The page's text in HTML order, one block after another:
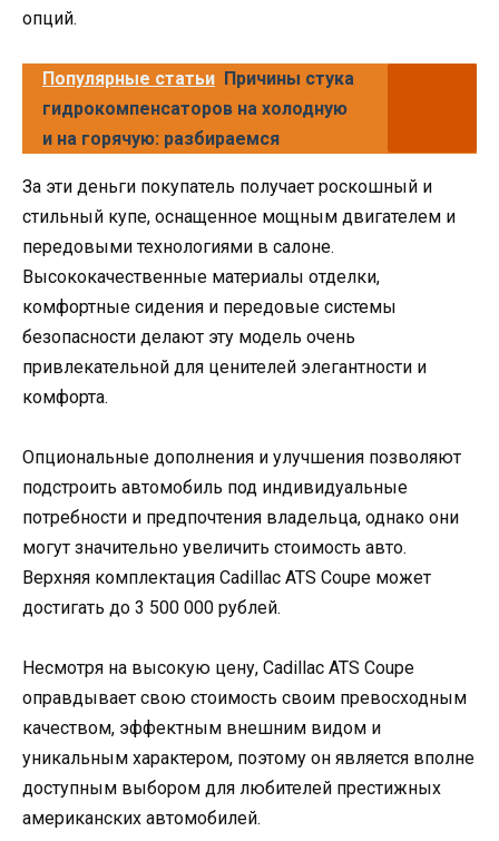
опций.
Популярные статьи Причины стука
гидрокомпенсаторов на холодную
и на горячую: разбираемся
За эти деньги покупатель получает роскошный и
стильный купе, оснащенное мощным двигателем и
передовыми технологиями в салоне.
Высококачественные материалы отделки,
комфортные сидения и передовые системы
безопасности делают эту модель очень
привлекательной для ценителей элегантности и
комфорта.
Опциональные дополнения и улучшения позволяют
подстроить автомобиль под индивидуальные
потребности и предпочтения владельца, однако они
могут значительно увеличить стоимость авто.
Верхняя комплектация Cadillac ATS Coupe может
достигать до 3 500 000 рублей.
Несмотря на высокую цену, Cadillac ATS Coupe
оправдывает свою стоимость своим превосходным
качеством, эффектным внешним видом и
уникальным характером, поэтому он является вполне
доступным выбором для любителей престижных
американских автомобилей.